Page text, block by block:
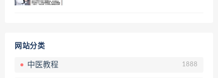
网站分类
中医教程 1888